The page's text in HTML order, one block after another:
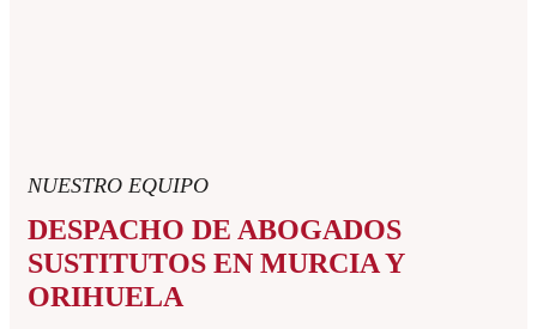
NUESTRO EQUIPO
DESPACHO DE ABOGADOS
SUSTITUTOS EN MURCIA Y
ORIHUELA